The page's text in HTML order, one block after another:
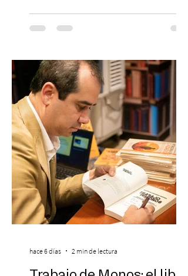
en la escena global. MIAMI, FL (3 de agosto
de 2026) — FloyyMenor ha sido
Under 21 por tercer año consecutivo,
formando parte una vez más de la
selección anual de la publicación que
destaca a los artistas menores de 21 años
más influyentes de la industria musical.
Este reconocimiento reaf
hace 6 días 2 min de lectura